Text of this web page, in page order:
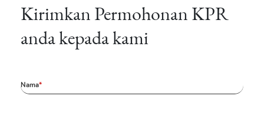
Kirimkan Permohonan KPR
anda kepada kami
Nama